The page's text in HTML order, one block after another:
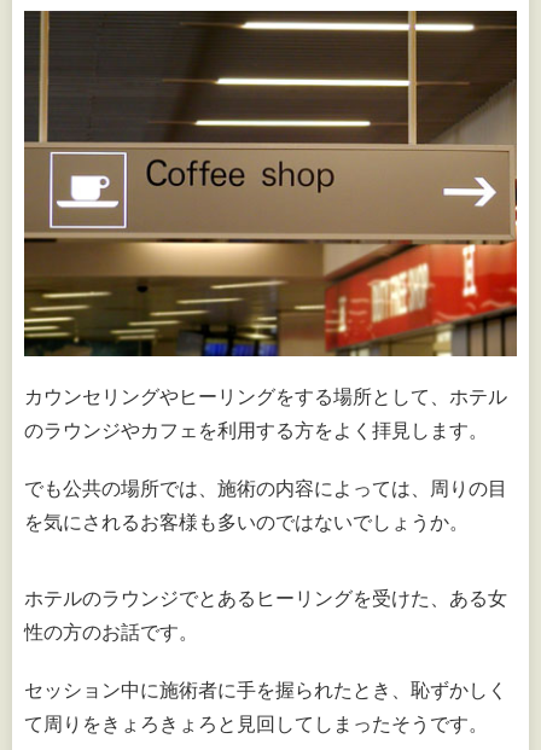
カウンセリングやヒーリングをする場所として、ホテル
のラウンジやカフェを利用する方をよく拝見します。
でも公共の場所では、施術の内容によっては、周りの目
を気にされるお客様も多いのではないでしょうか。
ホテルのラウンジでとあるヒーリングを受けた、ある女
性の方のお話です。
セッション中に施術者に手を握られたとき、恥ずかしく
て周りをきょろきょろと見回してしまったそうです。